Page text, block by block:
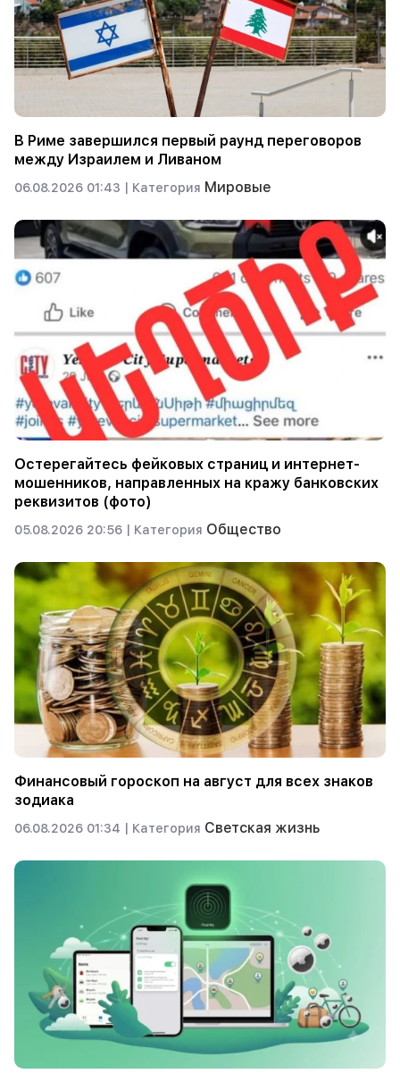
В Риме завершился первый раунд переговоров
между Израилем и Ливаном
06.08.2026 01:43 | Категория Мировые
Остерегайтесь фейковых страниц и интернет-
мошенников, направленных на кражу банковских
реквизитов (фото)
05.08.2026 20:56 | Категория Общество
Финансовый гороскоп на август для всех знаков
зодиака
06.08.2026 01:34 | Категория Светская жизнь